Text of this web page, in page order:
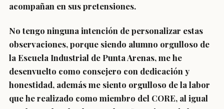
acompañan en sus pretensiones.
No tengo ninguna intención de personalizar estas
observaciones, porque siendo alumno orgulloso de
la Escuela Industrial de Punta Arenas, me he
desenvuelto como consejero con dedicación y
honestidad, además me siento orgulloso de la labor
que he realizado como miembro del CORE, al igual